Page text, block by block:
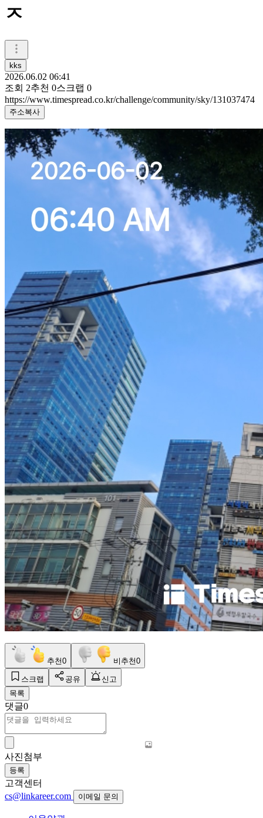
ㅈ
kks
2026.06.02 06:41
조회 2추천 0스크랩 0
https://www.timespread.co.kr/challenge/community/sky/131037474
주소복사
추천0 비추천0
스크랩 공유
신고
목록
댓글0
사진첨부
등록
고객센터
cs@linkareer.com
이메일 문의